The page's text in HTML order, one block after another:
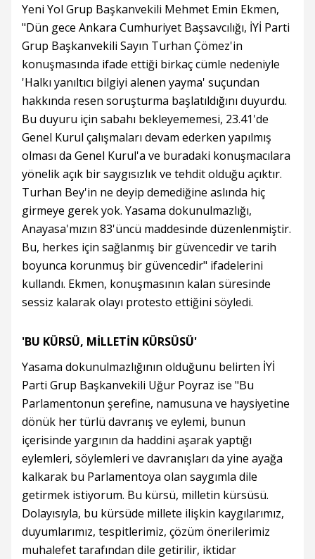
Yeni Yol Grup Başkanvekili Mehmet Emin Ekmen,
"Dün gece Ankara Cumhuriyet Başsavcılığı, İYİ Parti
Grup Başkanvekili Sayın Turhan Çömez'in
konuşmasında ifade ettiği birkaç cümle nedeniyle
'Halkı yanıltıcı bilgiyi alenen yayma' suçundan
hakkında resen soruşturma başlatıldığını duyurdu.
Bu duyuru için sabahı bekleyememesi, 23.41'de
Genel Kurul çalışmaları devam ederken yapılmış
olması da Genel Kurul'a ve buradaki konuşmacılara
yönelik açık bir saygısızlık ve tehdit olduğu açıktır.
Turhan Bey'in ne deyip demediğine aslında hiç
girmeye gerek yok. Yasama dokunulmazlığı,
Anayasa'mızın 83'üncü maddesinde düzenlenmiştir.
Bu, herkes için sağlanmış bir güvencedir ve tarih
boyunca korunmuş bir güvencedir" ifadelerini
kullandı. Ekmen, konuşmasının kalan süresinde
sessiz kalarak olayı protesto ettiğini söyledi.
'BU KÜRSÜ, MİLLETİN KÜRSÜSÜ'
Yasama dokunulmazlığının olduğunu belirten İYİ
Parti Grup Başkanvekili Uğur Poyraz ise "Bu
Parlamentonun şerefine, namusuna ve haysiyetine
dönük her türlü davranış ve eylemi, bunun
içerisinde yargının da haddini aşarak yaptığı
eylemleri, söylemleri ve davranışları da yine ayağa
kalkarak bu Parlamentoya olan saygımla dile
getirmek istiyorum. Bu kürsü, milletin kürsüsü.
Dolayısıyla, bu kürsüde millete ilişkin kaygılarımız,
duyumlarımız, tespitlerimiz, çözüm önerilerimiz
muhalefet tarafından dile getirilir, iktidar